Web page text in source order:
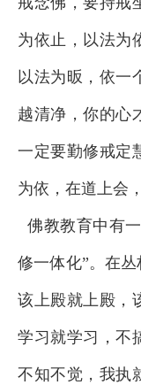
为依止，以法为
以法为昄，依一
越清净，你的心
一定要勤修戒定
为依，在道上会
佛教教育中有
修一体化”。在
该上殿就上殿，
学习就学习，不
不知不觉，我执